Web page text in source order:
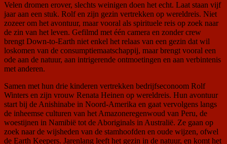
Velen dromen erover, slechts weinigen doen het echt. Laat staan vijf
jaar aan een stuk. Rolf en zijn gezin vertrekken op wereldreis. Niet
zozeer om het avontuur, maar vooral als spirituele reis op zoek naar
de zin van het leven. Gefilmd met één camera en zonder crew
brengt Down-to-Earth niet enkel het relaas van een gezin dat wil
loskomen van de consumptiemaatschappij, maar brengt vooral een
ode aan de natuur, aan intrigerende ontmoetingen en aan verbintenis
met anderen.
Samen met hun drie kinderen vertrekken bedrijfseconoom Rolf
Winters en zijn vrouw Renata Heinen op wereldreis. Hun avontuur
start bij de Anishinabe in Noord-Amerika en gaat vervolgens langs
de inheemse culturen van het Amazoneregenwoud van Peru, de
woestijnen in Namibië tot de Aboriginals in Australië. Ze gaan op
zoek naar de wijsheden van de stamhoofden en oude wijzen, ofwel
de Earth Keepers. Jarenlang leeft het gezin in de natuur, en komt het